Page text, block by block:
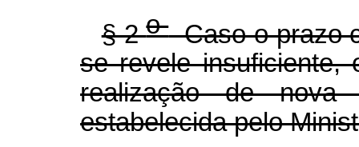
§ 2oCaso o prazo
se revele insuficiente,
realização de
estabelecida pelo